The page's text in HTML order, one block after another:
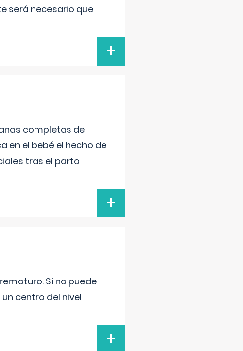
será necesario que
+
completas de
en el bebé el hecho de
tras el parto
+
Si no puede
centro del nivel
+